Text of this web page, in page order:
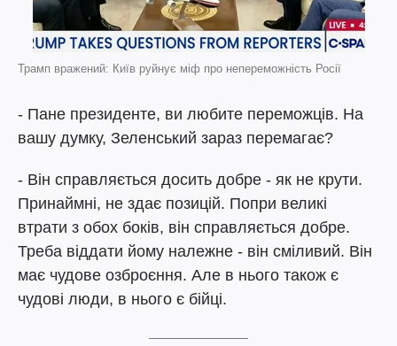
Трамп вражений: Київ руйнує міф про непереможність Росії
- Пане президенте, ви любите переможців. На
вашу думку, Зеленський зараз перемагає?
- Він справляється досить добре - як не крути.
Принаймні, не здає позицій. Попри великі
втрати з обох боків, він справляється добре.
Треба віддати йому належне - він сміливий. Він
має чудове озброєння. Але в нього також є
чудові люди, в нього є бійці.